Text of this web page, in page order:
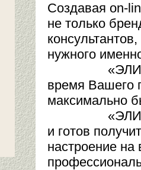
Создавая on-
не только
нужного
«ЭЛИТ
время Вашего
максимально
«ЭЛИТ
и готов
настроение